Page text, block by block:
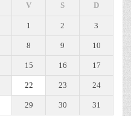
V S D
1 2 3
8 9 10
15 16 17
22 23 24
29 30 31